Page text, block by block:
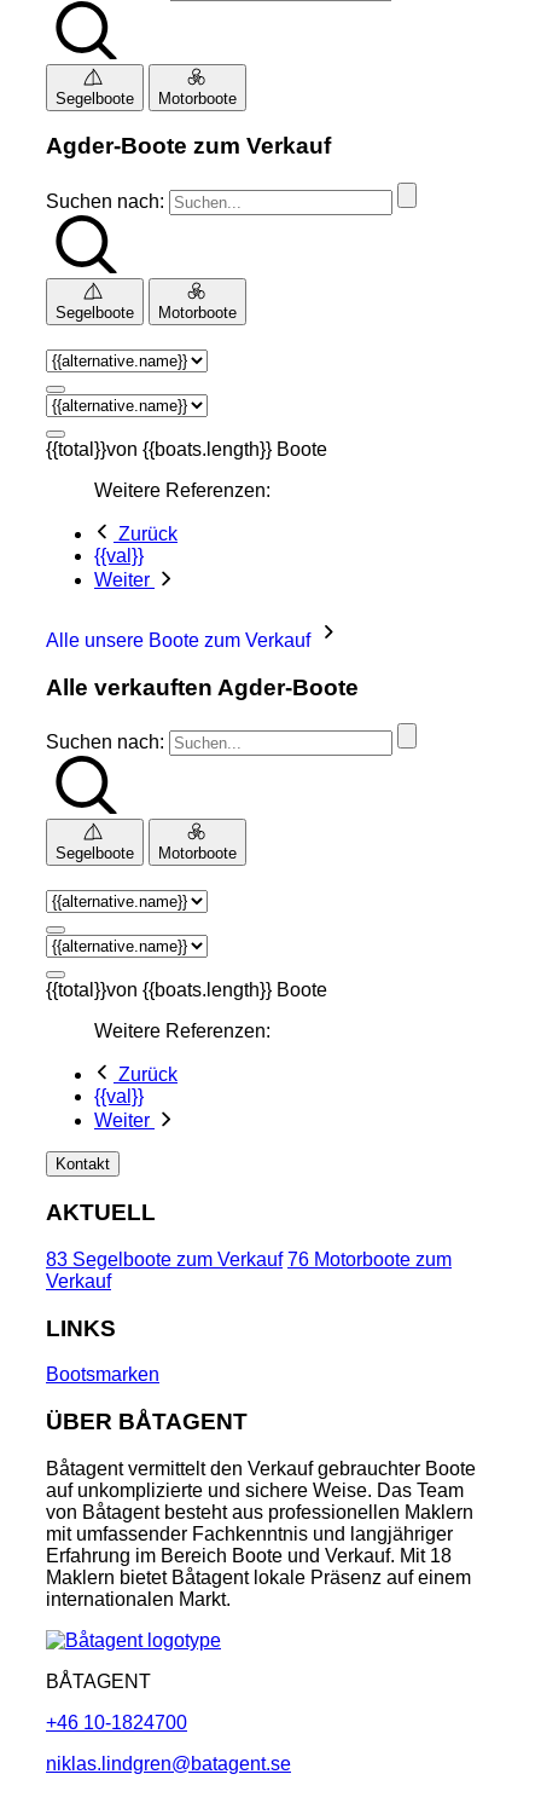
Segelboote Motorboote
Agder-Boote zum Verkauf
Suchen nach:
Segelboote Motorboote
{{total}}von {{boats.length}} Boote
Weitere Referenzen:
Zurück
{{val}}
Weiter
Alle unsere Boote zum Verkauf
Alle verkauften Agder-Boote
Suchen nach:
Segelboote Motorboote
{{total}}von {{boats.length}} Boote
Weitere Referenzen:
Zurück
{{val}}
Weiter
Kontakt
AKTUELL
83 Segelboote zum Verkauf 76 Motorboote zum
Verkauf
LINKS
Bootsmarken
ÜBER BÅTAGENT
Båtagent vermittelt den Verkauf gebrauchter Boote
auf unkomplizierte und sichere Weise. Das Team
von Båtagent besteht aus professionellen Maklern
mit umfassender Fachkenntnis und langjähriger
Erfahrung im Bereich Boote und Verkauf. Mit 18
Maklern bietet Båtagent lokale Präsenz auf einem
internationalen Markt.
BÅTAGENT
+46 10-1824700
niklas.lindgren@batagent.se